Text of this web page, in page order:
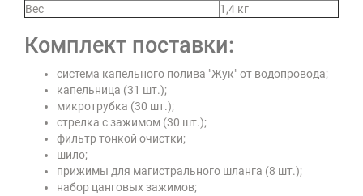
Вес
1,4 кг
Комплект поставки:
система капельного полива "Жук" от водопровода;
капельница (31 шт.);
микротрубка (30 шт.);
стрелка с зажимом (30 шт.);
фильтр тонкой очистки;
шило;
прижимы для магистрального шланга (8 шт.);
набор цанговых зажимов;